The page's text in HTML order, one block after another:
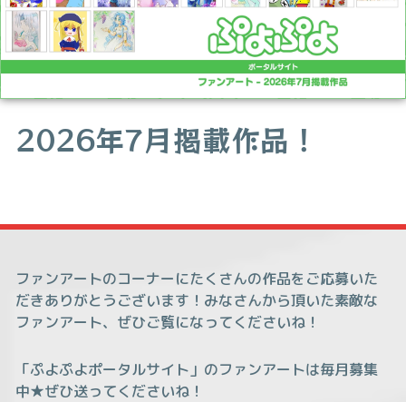
2026年7月掲載作品！
ファンアートのコーナーにたくさんの作品をご応募いた
だきありがとうございます！みなさんから頂いた素敵な
ファンアート、ぜひご覧になってくださいね！
「ぷよぷよポータルサイト」のファンアートは毎月募集
中★ぜひ送ってくださいね！